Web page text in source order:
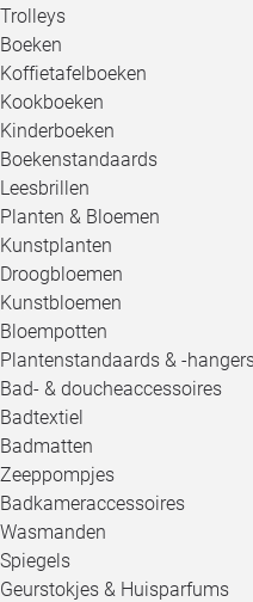
Trolleys
Boeken
Koffietafelboeken
Kookboeken
Kinderboeken
Boekenstandaards
Leesbrillen
Planten & Bloemen
Kunstplanten
Droogbloemen
Kunstbloemen
Bloempotten
Plantenstandaards & -
Bad- & doucheaccessoires
Badtextiel
Badmatten
Zeeppompjes
Badkameraccessoires
Wasmanden
Spiegels
Geurstokjes & Huisparfums